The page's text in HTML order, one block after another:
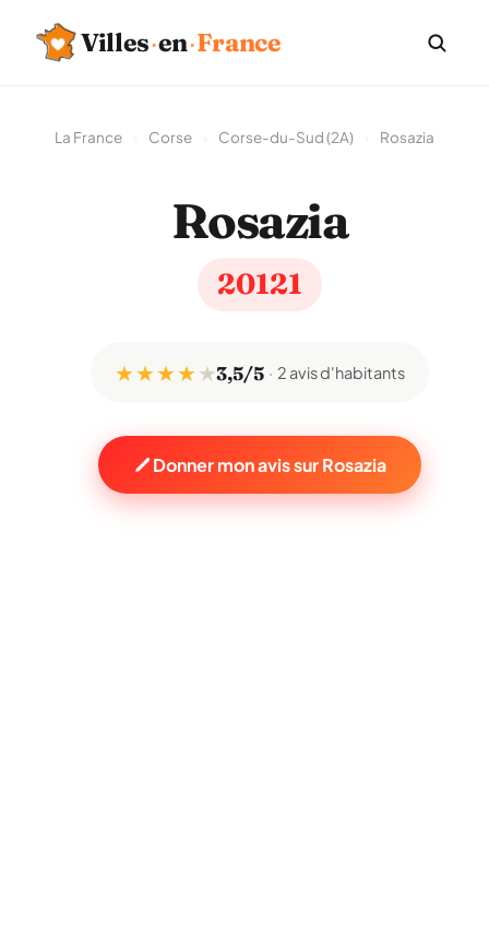
Villes·en·France
La France Corse Corse-du-Sud (2A) Rosazia
Rosazia
20121
★ ★ ★ ★★3,5/5 2 avis d'habitants
Donner mon avis sur Rosazia